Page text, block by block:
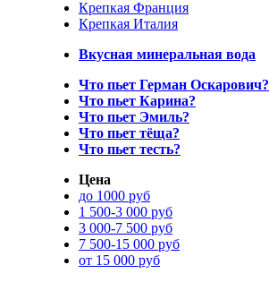
Крепкая Франция
Крепкая Италия
Вкусная минеральная вода
Что пьет Герман Оскарович?
Что пьет Карина?
Что пьет Эмиль?
Что пьет тёща?
Что пьет тесть?
Цена
до 1000 руб
1 500-3 000 руб
3 000-7 500 руб
7 500-15 000 руб
от 15 000 руб